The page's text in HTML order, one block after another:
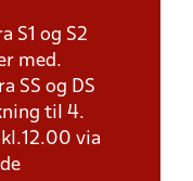
S1 og S2
med.
SS og DS
til 4.
via